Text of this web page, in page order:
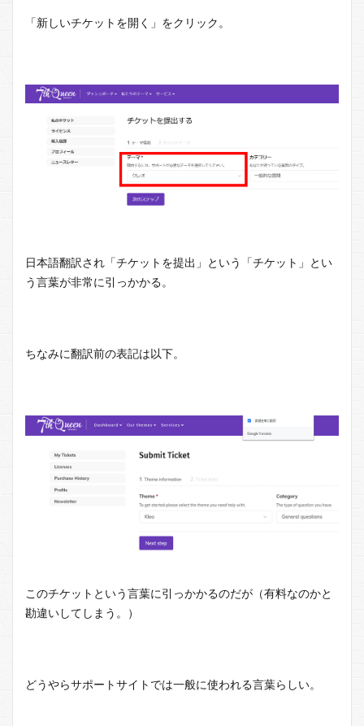
「新しいチケットを開く」をクリック。
日本語翻訳され「チケットを提出」という「チケット」とい
う言葉が非常に引っかかる。
ちなみに翻訳前の表記は以下。
このチケットという言葉に引っかかるのだが（有料なのかと
勘違いしてしまう。）
どうやらサポートサイトでは一般に使われる言葉らしい。